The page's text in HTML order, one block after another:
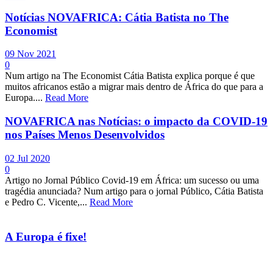
Notícias NOVAFRICA: Cátia Batista no The
Economist
09 Nov 2021
0
Num artigo na The Economist Cátia Batista explica porque é que
muitos africanos estão a migrar mais dentro de África do que para a
Europa.... Read More
NOVAFRICA nas Notícias: o impacto da COVID-19
nos Países Menos Desenvolvidos
02 Jul 2020
0
Artigo no Jornal Público Covid-19 em África: um sucesso ou uma
tragédia anunciada? Num artigo para o jornal Público, Cátia Batista
e Pedro C. Vicente,... Read More
A Europa é fixe!